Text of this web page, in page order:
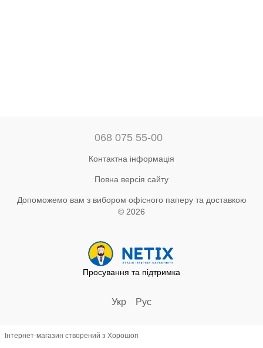
068 075 55-00
Контактна інформація
Повна версія сайту
Допоможемо вам з вибором офісного паперу та доставкою
© 2026
Просування та підтримка
Укр Рус
Інтернет-магазин створений з Хорошоп